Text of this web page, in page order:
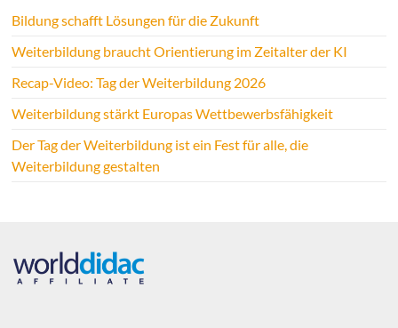
Bildung schafft Lösungen für die Zukunft
Weiterbildung braucht Orientierung im Zeitalter der KI
Recap-Video: Tag der Weiterbildung 2026
Weiterbildung stärkt Europas Wettbewerbsfähigkeit
Der Tag der Weiterbildung ist ein Fest für alle, die
Weiterbildung gestalten